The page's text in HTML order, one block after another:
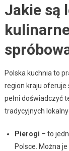
Jakie są
Polska kuchnia to
region kraju oferuje
pełni doświadczyć
tradycyjnych
Pierogi – to
Polsce. Można